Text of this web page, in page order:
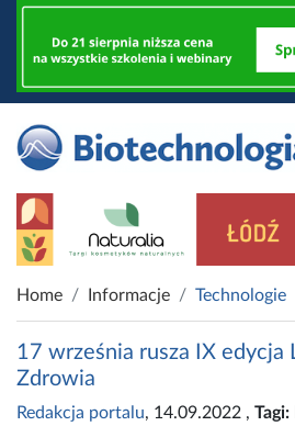
Home Informacje Technologie
17 września rusza IX edycja
Zdrowia
Redakcja portalu, 14.09.2022 , Tagi: